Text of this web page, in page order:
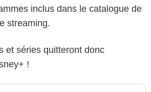
inclus dans le catalogue de
streaming.
et séries quitteront donc
!